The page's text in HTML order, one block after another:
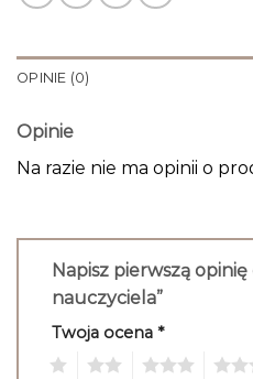
OPINIE (0)
Opinie
Na razie nie ma opinii o
Napisz pierwszą
nauczyciela”
Twoja ocena *